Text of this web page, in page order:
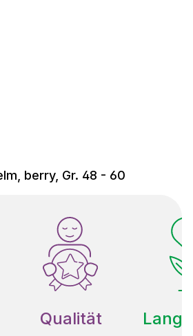
berry, Gr. 48 - 60
Qualität